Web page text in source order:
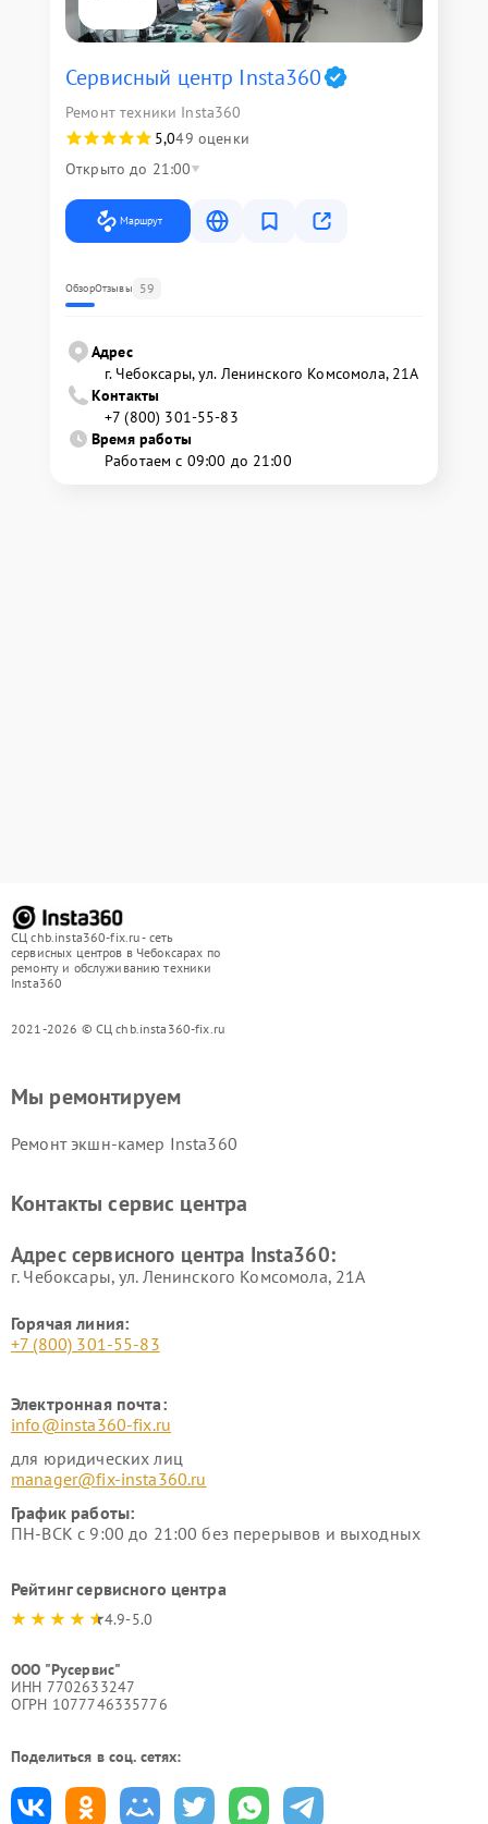
Сервисный центр Insta360
Ремонт техники Insta360
5,049 оценки
Открыто до 21:00
Маршрут
ОбзорОтзывы 59
Адрес
г. Чебоксары, ул. Ленинского Комсомола, 21А
Контакты
+7 (800) 301-55-83
Время работы
Работаем с 09:00 до 21:00
СЦ chb.insta360-fix.ru - сеть
сервисных центров в Чебоксарах по
ремонту и обслуживанию техники
Insta360
2021-2026 © СЦ chb.insta360-fix.ru
Мы ремонтируем
Ремонт экшн-камер Insta360
Контакты сервис центра
Адрес сервисного центра Insta360:
г. Чебоксары, ул. Ленинского Комсомола, 21А
Горячая линия:
+7 (800) 301-55-83
Электронная почта:
info@insta360-fix.ru
для юридических лиц
manager@fix-insta360.ru
График работы:
ПН-ВСК с 9:00 до 21:00 без перерывов и выходных
Рейтинг сервисного центра
4.9-5.0
ООО "Русервис"
ИНН 7702633247
ОГРН 1077746335776
Поделиться в соц. сетях: